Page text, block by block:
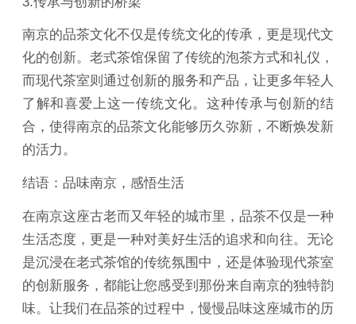
南京的品茶文化不仅是传统文化的传承，更是现代文
化的创新。老式茶馆保留了传统的泡茶方式和礼仪，
而现代茶室则通过创新的服务和产品，让更多年轻人
了解和喜爱上这一传统文化。这种传承与创新的结
合，使得南京的品茶文化能够历久弥新，不断焕发新
的活力。
结语：品味南京，感悟生活
在南京这座古老而又年轻的城市里，品茶不仅是一种
生活态度，更是一种对美好生活的追求和向往。无论
是沉浸在老式茶馆的传统氛围中，还是体验现代茶室
的创新服务，都能让您感受到那份来自南京的独特韵
味。让我们在品茶的过程中，慢慢品味这座城市的历